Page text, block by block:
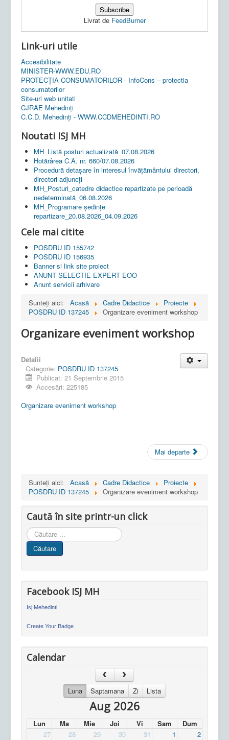
Livrat de FeedBurner
Link-uri utile
Accesibilitate
MINISTER-WWW.EDU.RO
PROTECȚIA CONSUMATORILOR - InfoCons – protectia
consumatorilor
Site-uri web unitati
CJRAE Mehedinți
C.C.D. Mehedinţi - WWW.CCDMEHEDINTI.RO
Noutati ISJ MH
MH_Listă posturi actualizată_07.08.2026
Hotărârea C.A. nr. 660/07.08.2026
Procedură detașare în interesul învățământului directori,
directori adjuncți
MH_Posturi_catedre didactice repartizate pe perioadă
nedeterminată_06.08.2026
MH_Programare ședințe
repartizare_20.08.2026_04.09.2026
Cele mai citite
POSDRU ID 155742
POSDRU ID 156935
Banner si link site proiect
ANUNT SELECTIE EXPERT EOO
Anunt servicii arhivare
Sunteți aici:
Acasă Cadre Didactice
Proiecte
POSDRU ID 137245
Organizare eveniment workshop
Organizare eveniment workshop
Detalii
Categorie: POSDRU ID 137245
Publicat: 21 Septembrie 2015
Accesări: 225185
Organizare eveniment workshop
Mai departe
Sunteți aici: Acasă Cadre Didactice
Proiecte
POSDRU ID 137245
Organizare eveniment workshop
Caută în site printr-un click
Cauta
in
site
Căutare
Facebook ISJ MH
Isj Mehedinti
Create Your Badge
Calendar
Luna Saptamana Zi Lista
Aug 2026
Lun Ma Mie Joi Vi Sam
Dum
27
28 29 30 31 1 2